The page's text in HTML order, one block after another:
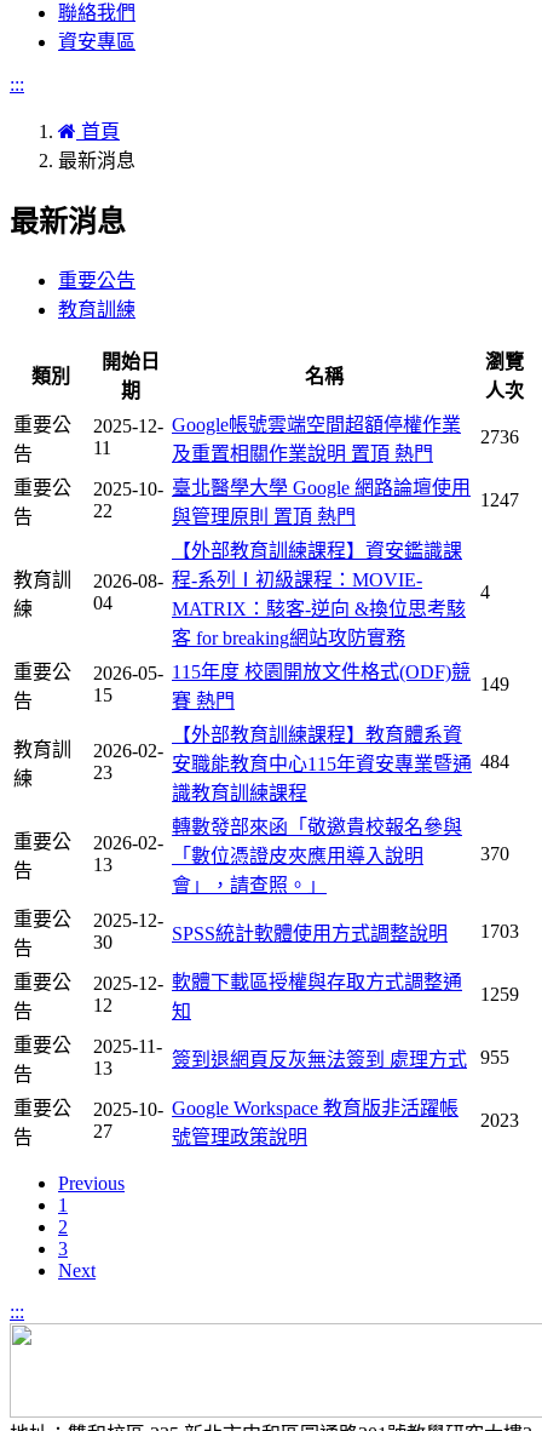
聯絡我們
資安專區
:::
首頁
最新消息
最新消息
重要公告
教育訓練
類別
開始日
期
名稱
瀏覽
人次
重要公
告
2025-12-
11
Google帳號雲端空間超額停權作業
及重置相關作業說明 置頂 熱門
2736
重要公
告
2025-10-
22
臺北醫學大學 Google 網路論壇使用
與管理原則 置頂 熱門
1247
教育訓
練
2026-08-
04
【外部教育訓練課程】資安鑑識課
程-系列Ⅰ初級課程：MOVIE-
MATRIX：駭客-逆向 &換位思考駭
客 for breaking網站攻防實務
4
重要公
告
2026-05-
15
115年度 校園開放文件格式(ODF)競
賽 熱門
149
教育訓
練
2026-02-
23
【外部教育訓練課程】教育體系資
安職能教育中心115年資安專業暨通
識教育訓練課程
484
重要公
告
2026-02-
13
轉數發部來函「敬邀貴校報名參與
「數位憑證皮夾應用導入說明
會」，請查照。」
370
重要公
告
2025-12-
30
SPSS統計軟體使用方式調整說明 1703
重要公
告
2025-12-
12
軟體下載區授權與存取方式調整通
知
1259
重要公
告
2025-11-
13
簽到退網頁反灰無法簽到 處理方式 955
重要公
告
2025-10-
27
Google Workspace 教育版非活躍帳
號管理政策說明
2023
Previous
1
2
3
Next
:::